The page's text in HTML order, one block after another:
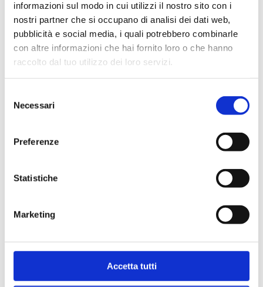
informazioni sul modo in cui utilizzi il nostro sito con i
nostri partner che si occupano di analisi dei dati web,
pubblicità e social media, i quali potrebbero combinarle
con altre informazioni che hai fornito loro o che hanno
raccolto dal tuo utilizzo dei loro servizi.
delNecessari
Preferenze
Statistiche
Marketing
Accetta tutti
07S0200AXM G 3/4 M - G 3/4 M 1
07S0200BUM G 3/4 M - G 3/4 M 1
1